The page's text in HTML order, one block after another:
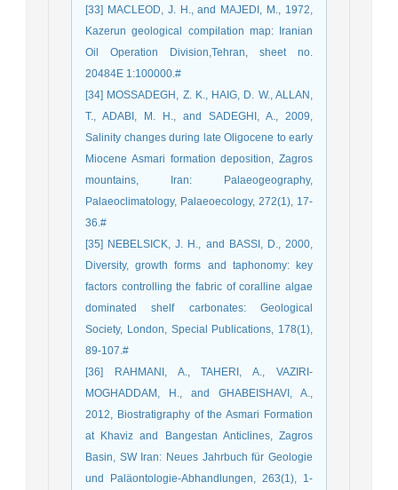
[33] MACLEOD, J. H., and MAJEDI, M., 1972,
Kazerun geological compilation map: Iranian
Oil Operation Division,Tehran, sheet no.
20484E 1:100000.#
[34] MOSSADEGH, Z. K., HAIG, D. W., ALLAN,
T., ADABI, M. H., and SADEGHI, A., 2009,
Salinity changes during late Oligocene to early
Miocene Asmari formation deposition, Zagros
mountains, Iran: Palaeogeography,
Palaeoclimatology, Palaeoecology, 272(1), 17-
36.‏#
[35] NEBELSICK, J. H., and BASSI, D., 2000,
Diversity, growth forms and taphonomy: key
factors controlling the fabric of coralline algae
dominated shelf carbonates: Geological
Society, London, Special Publications, 178(1),
89-107.‏#
[36] RAHMANI, A., TAHERI, A., VAZIRI-
MOGHADDAM, H., and GHABEISHAVI, A.,
2012, Biostratigraphy of the Asmari Formation
at Khaviz and Bangestan Anticlines, Zagros
Basin, SW Iran: Neues Jahrbuch für Geologie
und Paläontologie-Abhandlungen, 263(1), 1-